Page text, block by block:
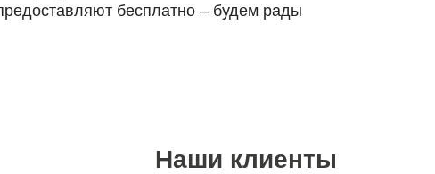
бесплатно – будем рады
Наши клиенты